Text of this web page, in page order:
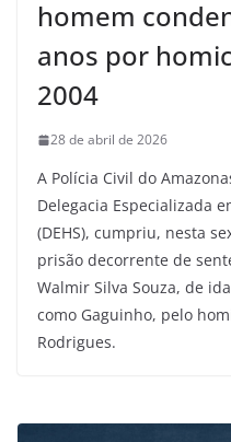
homem
anos por
2004
28 de abril de 2026
A Polícia Civil do
Delegacia Especializada
(DEHS), cumpriu, nesta
prisão decorrente de
Walmir Silva Souza, de
como Gaguinho, pelo
Rodrigues.